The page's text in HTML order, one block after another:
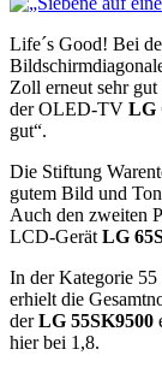
Life´s Good! Bei
Zoll erneut sehr
der OLED-TV LG
gut“.
Die Stiftung
gutem Bild und
Auch den zweiten
LCD-Gerät LG
In der Kategorie
erhielt die
derLG 55SK9500
hier bei 1,8.